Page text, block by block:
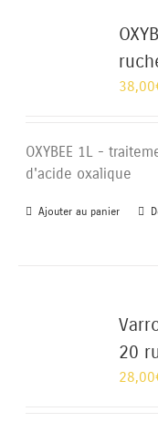
38,00
OXYBEE 1L -
d'acide oxalique
Ajouter au panier
20
28,00